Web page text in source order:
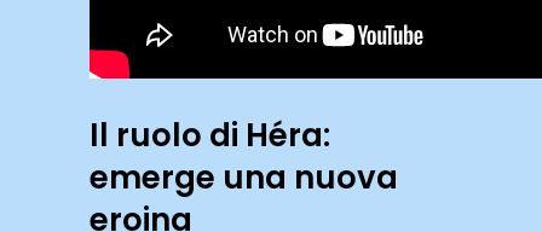
Il ruolo di Héra:
emerge una nuova
eroina